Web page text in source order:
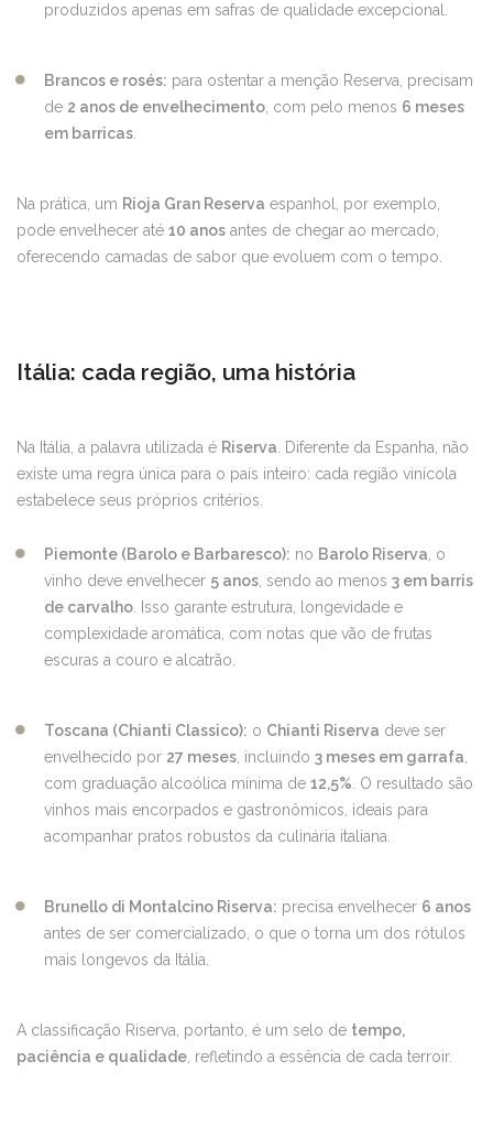
produzidos apenas em safras de qualidade excepcional.
Brancos e rosés: para ostentar a menção Reserva, precisam
de 2 anos de envelhecimento , com pelo menos 6 meses
em barricas
Na prática, um Rioja Gran Reserva espanhol, por exemplo,
pode envelhecer até 10 anos antes de chegar ao mercado,
oferecendo camadas de sabor que evoluem com o tempo.
Itália: cada região, uma história
Na Itália, a palavra utilizada é Riserva . Diferente da Espanha, não
existe uma regra única para o país inteiro: cada região vinícola
estabelece seus próprios critérios.
Piemonte (Barolo e Barbaresco): no Barolo Riserva , o
vinho deve envelhecer 5 anos , sendo ao menos 3 em barris
de carvalho . Isso garante estrutura, longevidade e
complexidade aromática, com notas que vão de frutas
escuras a couro e alcatrão.
Toscana (Chianti Classico): o Chianti Riserva deve ser
envelhecido por 27 meses , incluindo 3 meses em garrafa
com graduação alcoólica mínima de 12,5% . O resultado são
vinhos mais encorpados e gastronômicos, ideais para
acompanhar pratos robustos da culinária italiana.
Brunello di Montalcino Riserva: precisa envelhecer 6 anos
antes de ser comercializado, o que o torna um dos rótulos
mais longevos da Itália.
A classificação Riserva, portanto, é um selo de tempo,
paciência e qualidade , refletindo a essência de cada terroir.